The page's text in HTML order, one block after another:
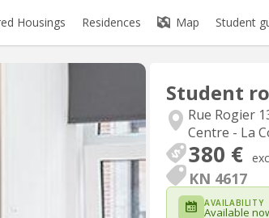
Housings Residences Map Student
Student
Rue Rogier
Centre - La
380 €
KN 4617
AVAILABILITY
Available